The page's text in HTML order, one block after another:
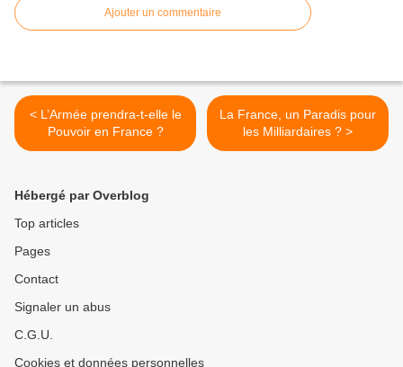
Ajouter un commentaire
< L’Armée prendra-t-elle le
Pouvoir en France ?
La France, un Paradis pour
les Milliardaires ? >
Hébergé par Overblog
Top articles
Pages
Contact
Signaler un abus
C.G.U.
Cookies et données personnelles